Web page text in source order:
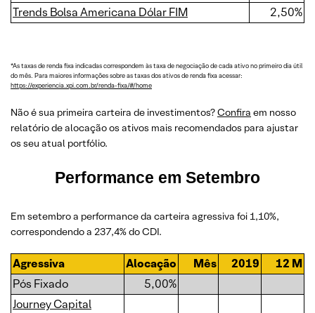
Trends Bolsa Americana Dólar FIM
2,50%
*As taxas de renda fixa indicadas correspondem às taxa de negociação de cada ativo no primeiro dia útil
do mês. Para maiores informações sobre as taxas dos ativos de renda fixa acessar:
https://experiencia.xpi.com.br/renda-fixa/#/home
Não é sua primeira carteira de investimentos?Confira em nosso
relatório de alocação os ativos mais recomendados para ajustar
os seu atual portfólio.
Performance em Setembro
Em setembro a performance da carteira agressiva foi 1,10%,
correspondendo a 237,4% do CDI.
Agressiva Alocação Mês 2019
12 M
Pós Fixado
5,00%
Journey Capital